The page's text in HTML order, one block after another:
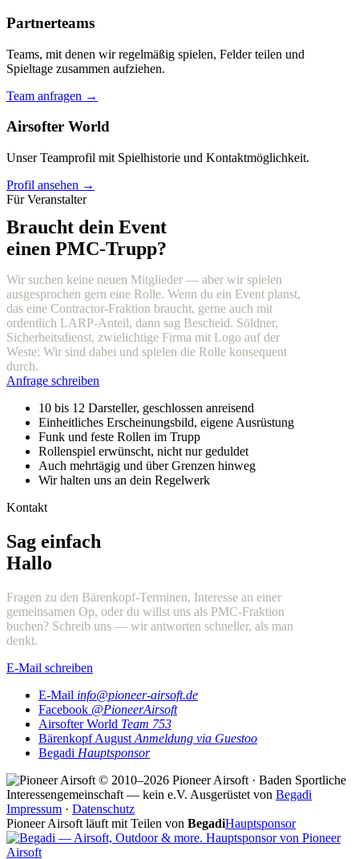
Partnerteams
Teams, mit denen wir regelmäßig spielen, Felder teilen und
Spieltage zusammen aufziehen.
Team anfragen →
Airsofter World
Unser Teamprofil mit Spielhistorie und Kontaktmöglichkeit.
Profil ansehen →
Für Veranstalter
Braucht dein Event
einen PMC-Trupp?
Wir suchen keine neuen Mitglieder — aber wir spielen
ausgesprochen gern eine Rolle. Wenn du ein Event planst,
das eine Contractor-Fraktion braucht, gerne auch mit
ordentlich LARP-Anteil, dann sag Bescheid. Söldner,
Sicherheitsdienst, zwielichtige Firma mit Logo auf der
Weste: Wir sind dabei und spielen die Rolle konsequent
durch.
Anfrage schreiben
10 bis 12 Darsteller, geschlossen anreisend
Einheitliches Erscheinungsbild, eigene Ausrüstung
Funk und feste Rollen im Trupp
Rollenspiel erwünscht, nicht nur geduldet
Auch mehrtägig und über Grenzen hinweg
Wir halten uns an dein Regelwerk
Kontakt
Sag einfach
Hallo
Fragen zu den Bärenkopf-Terminen, Interesse an einer
gemeinsamen Op, oder du willst uns als PMC-Fraktion
buchen? Schreib uns — wir antworten schneller, als man
denkt.
E-Mail schreiben
E-Mail info@pioneer-airsoft.de
Facebook @PioneerAirsoft
Airsofter World Team 753
Bärenkopf August Anmeldung via Guestoo
Begadi Hauptsponsor
© 2010–2026 Pioneer Airsoft · Baden Sportliche
Interessengemeinschaft — kein e.V. Ausgerüstet von Begadi
Impressum · Datenschutz
Pioneer Airsoft läuft mit Teilen von BegadiHauptsponsor